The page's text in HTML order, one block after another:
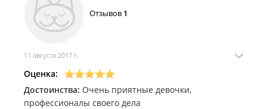
Отзывов 1
11 августа 2017 г.
Оценка:
Достоинства: Очень приятные девочки,
профессионалы своего дела